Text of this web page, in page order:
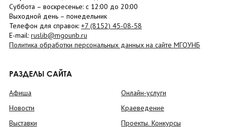
Суббота – воскресенье: c 12:00 до 20:00
Выходной день – понедельник
Телефон для справок: +7 (8152) 45-08-58
E-mail: ruslib@mgounb.ru
Политика обработки персональных данных на сайте МГОУНБ
РАЗДЕЛЫ САЙТА
Афиша
Новости
Выставки
Онлайн-услуги
Краеведение
Проекты. Конкурсы